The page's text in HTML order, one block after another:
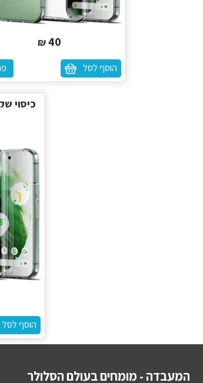
40
₪
הוסף לסל
הוסף לסל
המעבדה - מומחים בעולם הסלולר